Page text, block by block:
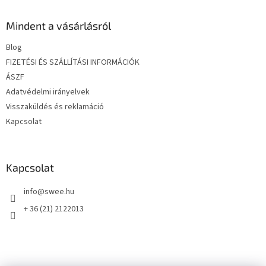
Mindent a vásárlásról
Blog
FIZETÉSI ÉS SZÁLLÍTÁSI INFORMÁCIÓK
ÁSZF
Adatvédelmi irányelvek
Visszaküldés és reklamáció
Kapcsolat
Kapcsolat
info@swee.hu
+ 36 (21) 2122013